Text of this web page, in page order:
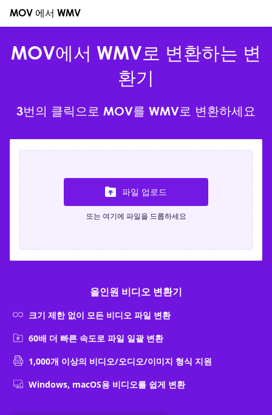
MOV 에서 WMV
MOV에서 WMV로 변환하는 변
환기
3번의 클릭으로 MOV를 WMV로 변환하세요
파일 업로드
또는 여기에 파일을 드롭하세요
올인원 비디오 변환기
크기 제한 없이 모든 비디오 파일 변환
60배 더 빠른 속도로 파일 일괄 변환
1,000개 이상의 비디오/오디오/이미지 형식 지원
Windows, macOS용 비디오를 쉽게 변환